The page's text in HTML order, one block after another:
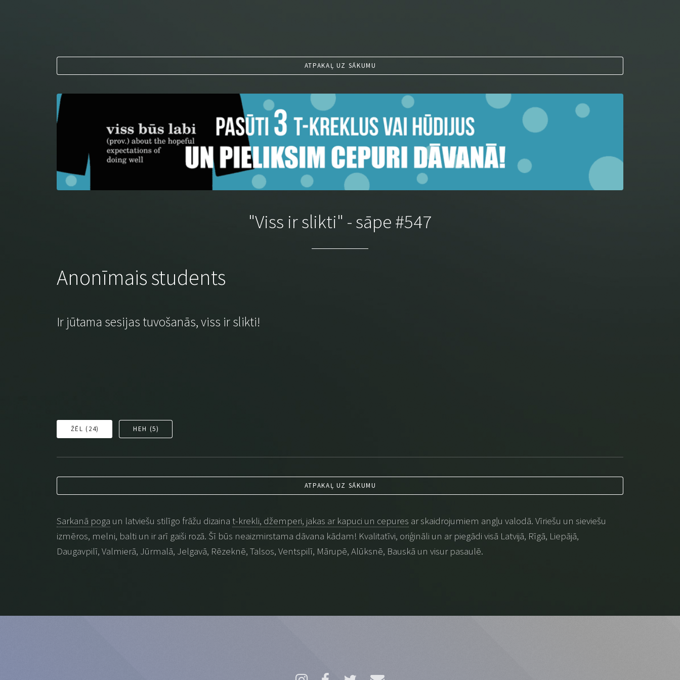
ATPAKAĻ UZ SĀKUMU
"Viss ir slikti" - sāpe #547
Anonīmais students
Ir jūtama sesijas tuvošanās, viss ir slikti!
ŽĒL (24) HEH (5)
ATPAKAĻ UZ SĀKUMU
Sarkanā poga un latviešu stilīgo frāžu dizaina t-krekli, džemperi, jakas ar kapuci un cepures ar skaidrojumiem angļu valodā. Vīriešu un sieviešu
izmēros, melni, balti un ir arī gaiši rozā. Šī būs neaizmirstama dāvana kādam! Kvalitatīvi, oriģināli un ar piegādi visā Latvijā, Rīgā, Liepājā,
Daugavpilī, Valmierā, Jūrmalā, Jelgavā, Rēzeknē, Talsos, Ventspilī, Mārupē, Alūksnē, Bauskā un visur pasaulē.